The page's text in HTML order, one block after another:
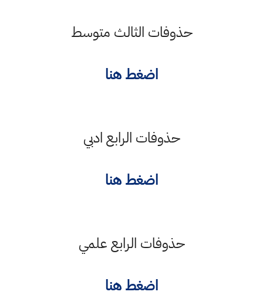
حذوفات الثالث متوسط
اضغط هنا
حذوفات الرابع ادبي
اضغط هنا
حذوفات الرابع علمي
اضغط هنا